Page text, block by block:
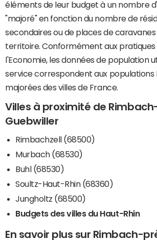
éléments de leur budget à un nombre
"majoré" en fonction du nombre de
secondaires ou de places de
territoire. Conformément aux pratiques
l'Economie, les données de population
service correspondent aux populations
majorées des villes de France.
Villes à proximité de
Guebwiller
Rimbachzell (68500)
Murbach (68530)
Buhl (68530)
Soultz-Haut-Rhin (68360)
Jungholtz (68500)
Budgets des villes du Haut-Rhin
En savoir plus sur Rimbach-